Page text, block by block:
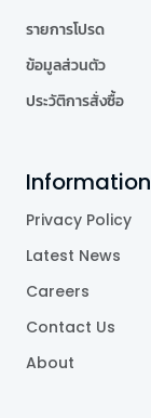
รายการโปรด
ข้อมูลส่วนตัว
ประวัติการสั่งซื้อ
Information
Privacy Policy
Latest News
Careers
Contact Us
About